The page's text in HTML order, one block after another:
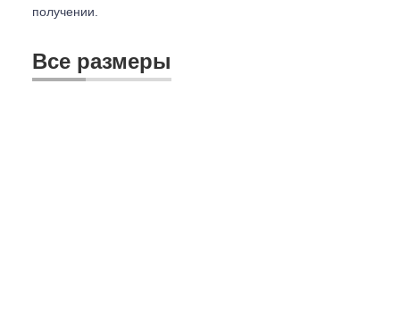
получении.
Все размеры